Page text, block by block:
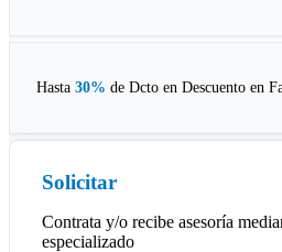
Hasta 30% de Dcto en Descuento en
Solicitar
Contrata y/o recibe asesoría
especializado